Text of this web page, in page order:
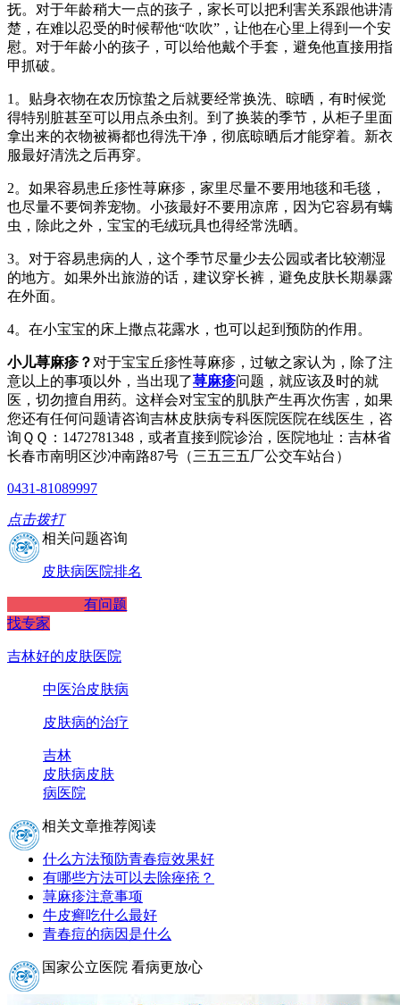
抚。对于年龄稍大一点的孩子，家长可以把利害关系跟他讲清
楚，在难以忍受的时候帮他“吹吹”，让他在心里上得到一个安
慰。对于年龄小的孩子，可以给他戴个手套，避免他直接用指
甲抓破。
1。贴身衣物在农历惊蛰之后就要经常换洗、晾晒，有时候觉
得特别脏甚至可以用点杀虫剂。到了换装的季节，从柜子里面
拿出来的衣物被褥都也得洗干净，彻底晾晒后才能穿着。新衣
服最好清洗之后再穿。
2。如果容易患丘疹性荨麻疹，家里尽量不要用地毯和毛毯，
也尽量不要饲养宠物。小孩最好不要用凉席，因为它容易有螨
虫，除此之外，宝宝的毛绒玩具也得经常洗晒。
3。对于容易患病的人，这个季节尽量少去公园或者比较潮湿
的地方。如果外出旅游的话，建议穿长裤，避免皮肤长期暴露
在外面。
4。在小宝宝的床上撒点花露水，也可以起到预防的作用。
小儿荨麻疹？ 对于宝宝丘疹性荨麻疹，过敏之家认为，除了注
意以上的事项以外，当出现了荨麻疹问题，就应该及时的就
医，切勿擅自用药。这样会对宝宝的肌肤产生再次伤害，如果
您还有任何问题请咨询吉林皮肤病专科医院医院在线医生，咨
询ＱＱ：1472781348，或者直接到院诊治，医院地址：吉林省
长春市南明区沙冲南路87号（三五三五厂公交车站台）
0431-81089997
点击拨打
相关问题咨询
皮肤病医院排名
有问题
找专家
吉林好的皮肤医院
中医治皮肤病
皮肤病的治疗
吉林
皮肤病皮肤
病医院
相关文章推荐阅读
什么方法预防青春痘效果好
有哪些方法可以去除痤疮？
荨麻疹注意事项
牛皮癣吃什么最好
青春痘的病因是什么
国家公立医院 看病更放心